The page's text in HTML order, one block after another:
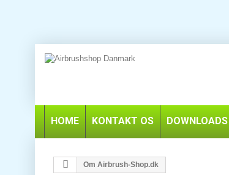
HOME KONTAKT OS DOWNLOADS
Om Airbrush-Shop.dk